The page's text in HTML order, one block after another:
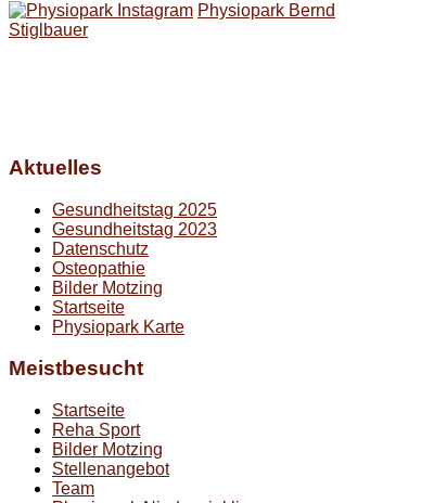
Physiopark Bernd
Stiglbauer
Aktuelles
Gesundheitstag 2025
Gesundheitstag 2023
Datenschutz
Osteopathie
Bilder Motzing
Startseite
Physiopark Karte
Meistbesucht
Startseite
Reha Sport
Bilder Motzing
Stellenangebot
Team